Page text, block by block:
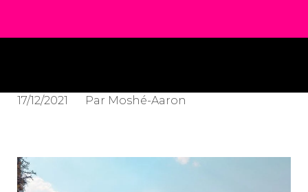
17/12/2021 Par Moshé-Aaron